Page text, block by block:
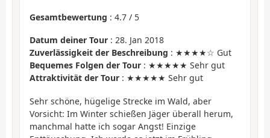
Gesamtbewertung : 4.7 / 5
Datum deiner Tour : 28. Jan 2018
Zuverlässigkeit der Beschreibung : ★★★★☆ Gut
Bequemes Folgen der Tour : ★★★★★ Sehr gut
Attraktivität der Tour : ★★★★★ Sehr gut
Sehr schöne, hügelige Strecke im Wald, aber
Vorsicht: Im Winter schießen Jäger überall herum,
manchmal hatte ich sogar Angst! Einzige